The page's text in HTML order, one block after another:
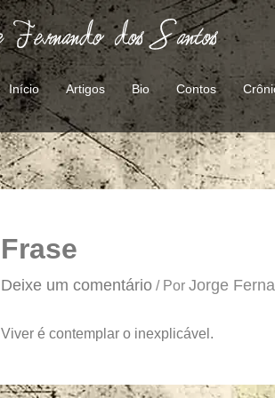
Início Artigos Bio Contos
Frase
Deixe um comentário / Por Jorge
Viver é contemplar o inexplicável.